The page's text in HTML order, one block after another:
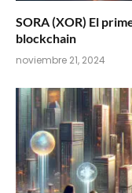
SORA (XOR) El
blockchain
noviembre 21, 2024